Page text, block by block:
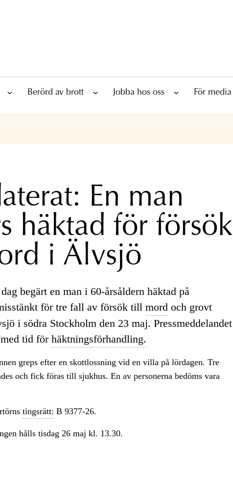
Berörd av brott Jobba hos oss För media
En man
häktad för försök
i Älvsjö
begärt en man i 60-årsåldern häktad på
för tre fall av försök till mord och grovt
i södra Stockholm den 23 maj. Pressmeddelandet
tid för häktningsförhandling.
greps efter en skottlossning vid en villa på lördagen. Tre
och fick föras till sjukhus. En av personerna bedöms vara
tingsrätt: B 9377-26.
hålls tisdag 26 maj kl. 13.30.